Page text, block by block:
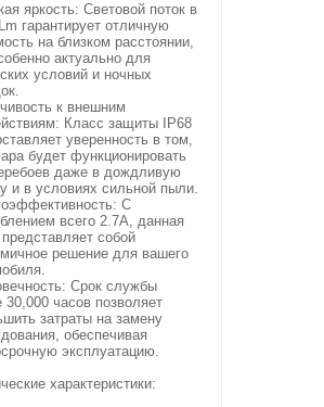
яркость: Световой поток в
гарантирует отличную
на близком расстоянии,
актуально для
условий и ночных
к внешним
Класс защиты IP68
уверенность в том,
будет функционировать
даже в дождливую
и в условиях сильной пыли.
С
всего 2.7A, данная
собой
решение для вашего
Срок службы
30,000 часов позволяет
затраты на замену
обеспечивая
эксплуатацию.
характеристики: